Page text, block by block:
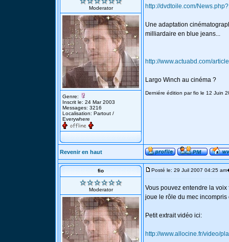
Moderator
Genre:
Inscrit le: 24 Mar 2003
Messages: 3216
Localisation: Partout /
Everywhere
http://dvdtoile.com/
Une adaptation
milliardaire en blue jeans...
http://www.actuabd.com/
Largo Winch au cinéma ?
Derniére édition par fio le 12 Juin
Revenir en haut
fio
Moderator
Posté le: 29 Juil 2007 04:25 am
Vous pouvez entendre la
joue le rôle du mec
Petit extrait vidéo ici:
http://www.allocine.fr/video/